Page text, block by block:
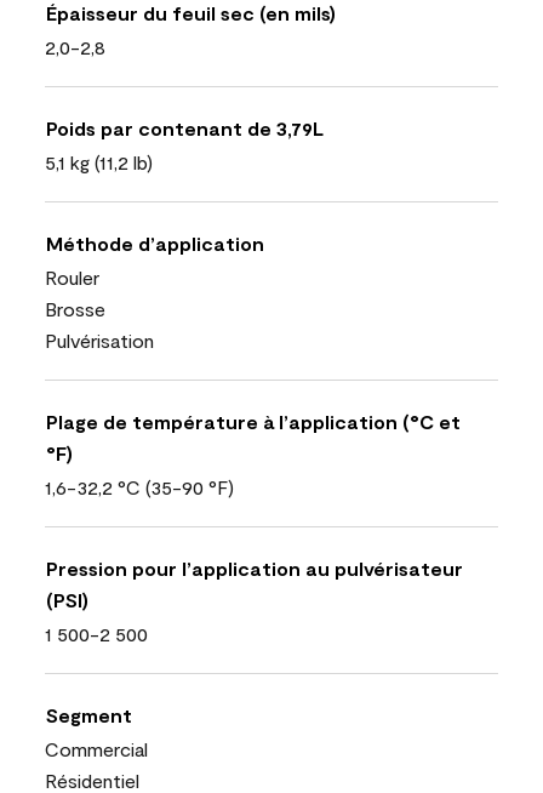
Épaisseur du feuil sec (en mils)
2,0-2,8
Poids par contenant de 3,79L
5,1 kg (11,2 lb)
Méthode d’application
Rouler
Brosse
Pulvérisation
Plage de température à l’application (°C et
°F)
1,6-32,2 °C (35-90 °F)
Pression pour l’application au pulvérisateur
(PSI)
1 500-2 500
Segment
Commercial
Résidentiel